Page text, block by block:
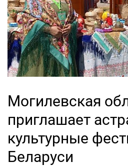
Могилевская
приглашает
культурные
Беларуси